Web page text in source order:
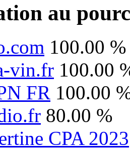
au
100.00 %
vin.fr 100.00
FR 100.00
80.00 %
CPA 2023